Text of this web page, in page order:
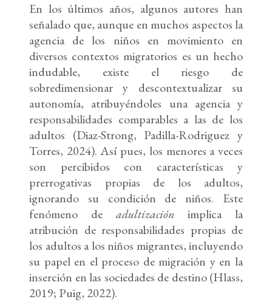
En los últimos años, algunos autores han
señalado que, aunque en muchos aspectos la
agencia de los niños en movimiento en
diversos contextos migratorios es un hecho
indudable, existe el riesgo de
sobredimensionar y descontextualizar su
autonomía, atribuyéndoles una agencia y
responsabilidades comparables a las de los
adultos (Diaz-Strong, Padilla-Rodriguez y
Torres, 2024). Así pues, los menores a veces
son percibidos con características y
prerrogativas propias de los adultos,
ignorando su condición de niños. Este
fenómeno de adultización implica la
atribución de responsabilidades propias de
los adultos a los niños migrantes, incluyendo
su papel en el proceso de migración y en la
inserción en las sociedades de destino (Hlass,
2019; Puig, 2022).